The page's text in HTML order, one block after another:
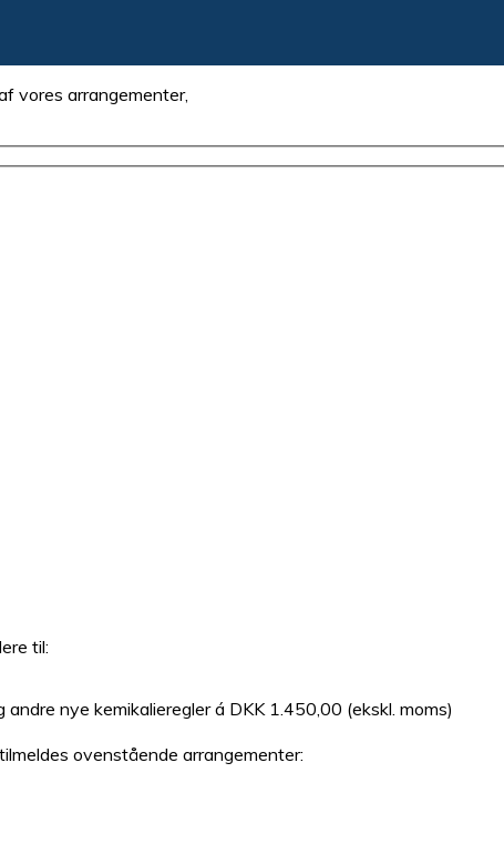
vores arrangementer,
til:
nye kemikalieregler á DKK 1.450,00 (ekskl. moms)
ovenstående arrangementer: